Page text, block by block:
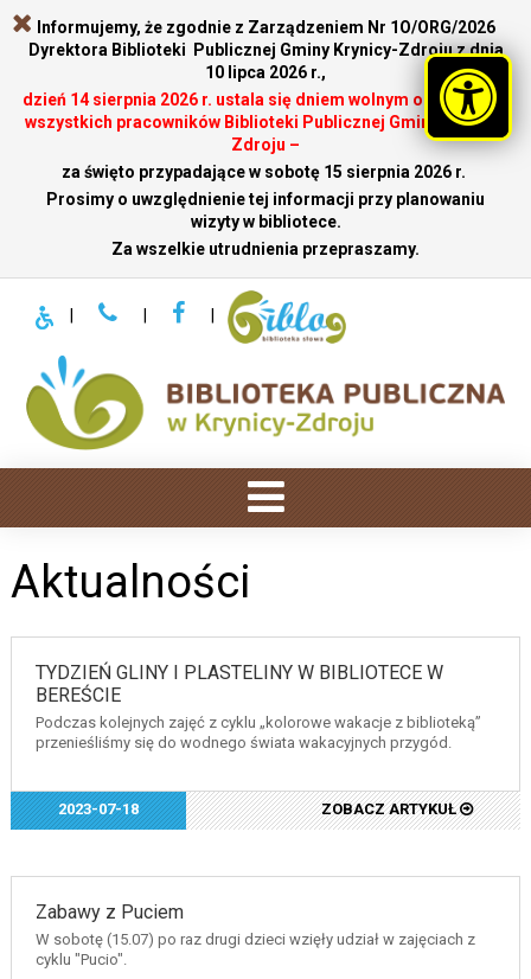
Informujemy, że zgodnie z Zarządzeniem Nr 1O/ORG/2026
Dyrektora Biblioteki Publicznej Gminy Krynicy-Zdroju z dnia
10 lipca 2026 r.,
dzień 14 sierpnia 2026 r. ustala się dniem wolnym od pracy dla
wszystkich pracowników Biblioteki Publicznej Gminy Krynicy-
Zdroju –
za święto przypadające w sobotę 15 sierpnia 2026 r.
Prosimy o uwzględnienie tej informacji przy planowaniu
wizyty w bibliotece.
Za wszelkie utrudnienia przepraszamy.
Aktualności
TYDZIEŃ GLINY I PLASTELINY W BIBLIOTECE W
BEREŚCIE
Podczas kolejnych zajęć z cyklu „kolorowe wakacje z biblioteką”
przenieśliśmy się do wodnego świata wakacyjnych przygód.
2023-07-18 ZOBACZ ARTYKUŁ
Zabawy z Puciem
W sobotę (15.07) po raz drugi dzieci wzięły udział w zajęciach z
cyklu "Pucio".